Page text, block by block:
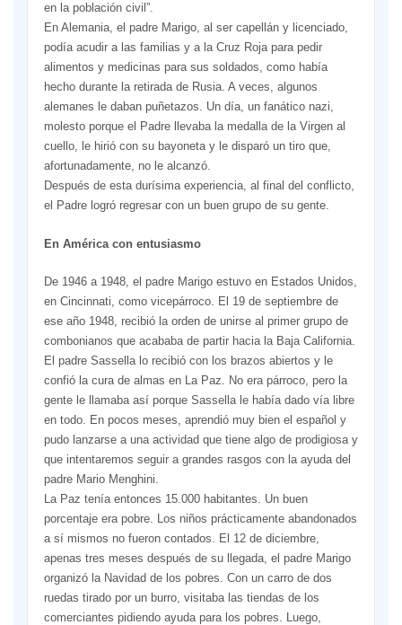
en la población civil”.
En Alemania, el padre Marigo, al ser capellán y licenciado,
podía acudir a las familias y a la Cruz Roja para pedir
alimentos y medicinas para sus soldados, como había
hecho durante la retirada de Rusia. A veces, algunos
alemanes le daban puñetazos. Un día, un fanático nazi,
molesto porque el Padre llevaba la medalla de la Virgen al
cuello, le hirió con su bayoneta y le disparó un tiro que,
afortunadamente, no le alcanzó.
Después de esta durísima experiencia, al final del conflicto,
el Padre logró regresar con un buen grupo de su gente.
En América con entusiasmo
De 1946 a 1948, el padre Marigo estuvo en Estados Unidos,
en Cincinnati, como vicepárroco. El 19 de septiembre de
ese año 1948, recibió la orden de unirse al primer grupo de
combonianos que acababa de partir hacia la Baja California.
El padre Sassella lo recibió con los brazos abiertos y le
confió la cura de almas en La Paz. No era párroco, pero la
gente le llamaba así porque Sassella le había dado vía libre
en todo. En pocos meses, aprendió muy bien el español y
pudo lanzarse a una actividad que tiene algo de prodigiosa y
que intentaremos seguir a grandes rasgos con la ayuda del
padre Mario Menghini.
La Paz tenía entonces 15.000 habitantes. Un buen
porcentaje era pobre. Los niños prácticamente abandonados
a sí mismos no fueron contados. El 12 de diciembre,
apenas tres meses después de su llegada, el padre Marigo
organizó la Navidad de los pobres. Con un carro de dos
ruedas tirado por un burro, visitaba las tiendas de los
comerciantes pidiendo ayuda para los pobres. Luego,